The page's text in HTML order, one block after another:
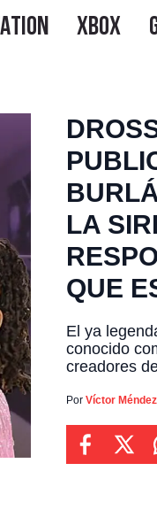
LA
QUE
El ya
conocido
creadores
videos de
varias
Por Víctor Méndez